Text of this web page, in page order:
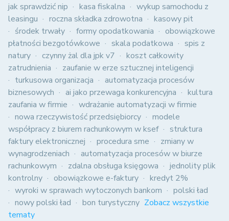
jak sprawdzić nip kasa fiskalna
wykup samochodu z
leasingu
roczna składka zdrowotna
kasowy pit
środek trwały
formy opodatkowania
obowiązkowe
płatności bezgotówkowe
skala podatkowa
spis z
natury
czynny żal dla jpk v7
koszt całkowity
zatrudnienia
zaufanie w erze sztucznej inteligencji
turkusowa organizacja
automatyzacja procesów
biznesowych
ai jako przewaga konkurencyjna
kultura
zaufania w firmie
wdrażanie automatyzacji w firmie
nowa rzeczywistość przedsiębiorcy
modele
współpracy z biurem rachunkowym w ksef
struktura
faktury elektronicznej
procedura sme
zmiany w
wynagrodzeniach
automatyzacja procesów w biurze
rachunkowym
zdalna obsługa księgowa
jednolity plik
kontrolny
obowiązkowe e-faktury
kredyt 2%
wyroki w sprawach wytoczonych bankom
polski ład
nowy polski ład
bon turystyczny Zobacz wszystkie
tematy